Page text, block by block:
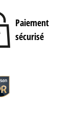
Paiement
sécurisé